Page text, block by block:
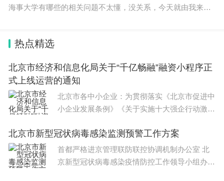
海事大学有哪些的相关问题不太懂，没关系，今天就由我来为
热点精选
北京市经济和信息化局关于“千亿畅融”融资小程序正
式上线运营的通知
北京市各中小企业：为贯彻落实《北京市促进中
小企业发展条例》《关于实施十大强企行动激发
企业梯队培育，助力专精特新企业高质量发展，
北京市经济和
北京市新型冠状病毒感染监测预警工作方案
首都严格进京管理联防联控协调机制办公室 北
京新型冠状病毒感染疫情防控工作领导小组办公